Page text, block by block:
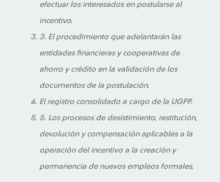
efectuar los interesados en postularse al
incentivo.
3. El procedimiento que adelantarán las
entidades financieras y cooperativas de
ahorro y crédito en la validación de los
documentos de la postulación.
El registro consolidado a cargo de la UGPP.
5. Los procesos de desistimiento, restitución,
devolución y compensación aplicables a la
operación del incentivo a la creación y
permanencia de nuevos empleos formales.